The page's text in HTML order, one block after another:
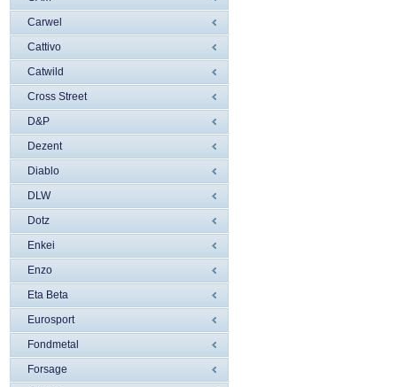
Carwel
Cattivo
Catwild
Cross Street
D&P
Dezent
Diablo
DLW
Dotz
Enkei
Enzo
Eta Beta
Eurosport
Fondmetal
Forsage